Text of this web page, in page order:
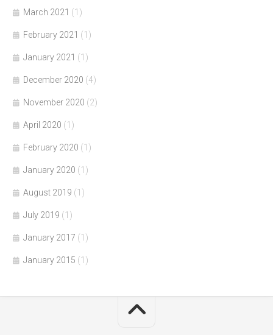
March 2021 (1)
February 2021 (1)
January 2021 (1)
December 2020 (4)
November 2020 (2)
April 2020 (1)
February 2020 (1)
January 2020 (1)
August 2019 (1)
July 2019 (1)
January 2017 (1)
January 2015 (1)